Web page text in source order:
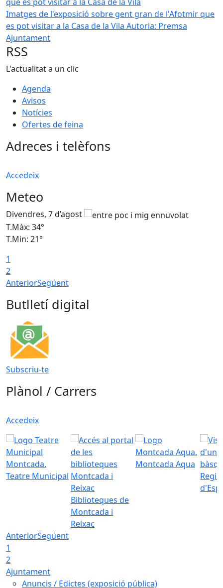
Imatges de l'exposició sobre gent gran de l'Afotmir que
es pot visitar a la Casa de la Vila Autoria: Premsa
Ajuntament
RSS
L'actualitat a un clic
Agenda
Avisos
Notícies
Ofertes de feina
Adreces i telèfons
Accedeix
Meteo
Divendres, 7 d’agost
T.Màx: 34°
T.Min: 21°
1
2
AnteriorSegüent
Butlletí digital
Subscriu-te
Plànol / Carrers
Accedeix
Teatre Municipal
Biblioteques de
Montcada i
Reixac
Montcada Aqua
AnteriorSegüent
1
2
Ajuntament
Anuncis / Edictes (exposició pública)